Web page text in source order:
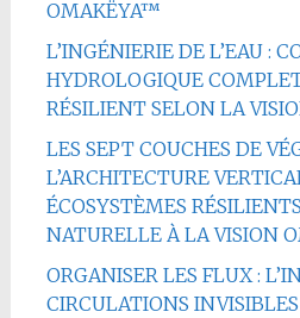
OMAKËYA™
L’INGÉNIERIE DE L’EAU :
HYDROLOGIQUE
RÉSILIENT SELON LA
LES SEPT COUCHES DE
L’ARCHITECTURE
ÉCOSYSTÈMES
NATURELLE À LA VISION
ORGANISER LES FLUX :
CIRCULATIONS